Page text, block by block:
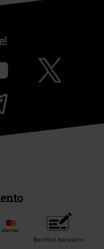
Bonifico bancario